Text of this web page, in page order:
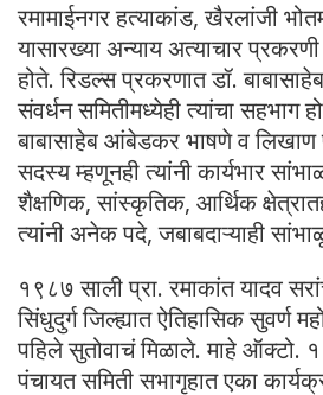
रमामाईनगर हत्याकांड, खैरलांजी
यासारख्या अन्याय अत्याचार
होते. रिडल्स प्रकरणात डॉ.
संवर्धन समितीमध्येही त्यांचा सहभाग
बाबासाहेब आंबेडकर भाषणे व लिखाण
सदस्य म्हणूनही त्यांनी कार्यभार
शैक्षणिक, सांस्कृतिक, आर्थिक
त्यांनी अनेक पदे, जबाबदाऱ्याही
१९८७ साली प्रा. रमाकांत यादव
सिंधुदुर्ग जिल्ह्यात ऐतिहासिक सुवर्ण
पहिले सुतोवाचं मिळाले. माहे ऑक्टो.
पंचायत समिती सभागृहात एका